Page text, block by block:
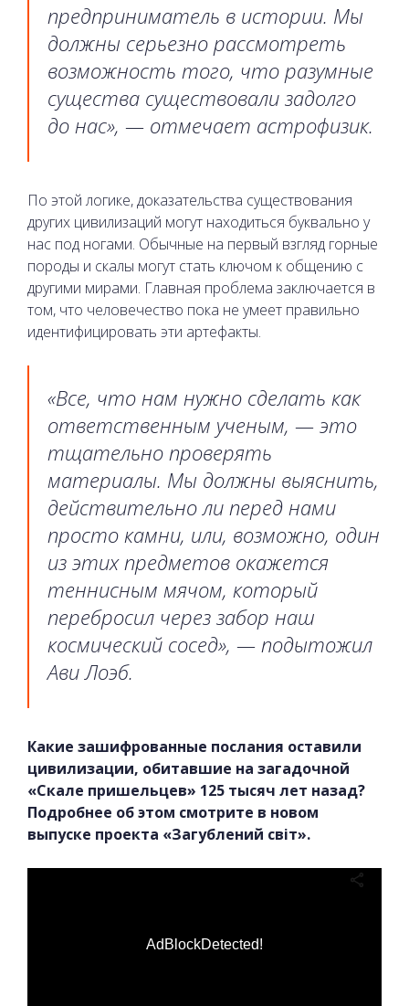
предприниматель в истории. Мы
должны серьезно рассмотреть
возможность того, что разумные
существа существовали задолго
до нас», — отмечает астрофизик.
По этой логике, доказательства существования
других цивилизаций могут находиться буквально у
нас под ногами. Обычные на первый взгляд горные
породы и скалы могут стать ключом к общению с
другими мирами. Главная проблема заключается в
том, что человечество пока не умеет правильно
идентифицировать эти артефакты.
«Все, что нам нужно сделать как
ответственным ученым, — это
тщательно проверять
материалы. Мы должны выяснить,
действительно ли перед нами
просто камни, или, возможно, один
из этих предметов окажется
теннисным мячом, который
перебросил через забор наш
космический сосед», — подытожил
Ави Лоэб.
Какие зашифрованные послания оставили
цивилизации, обитавшие на загадочной
«Скале пришельцев» 125 тысяч лет назад?
Подробнее об этом смотрите в новом
выпуске проекта «Загублений світ».
AdBlockDetected!